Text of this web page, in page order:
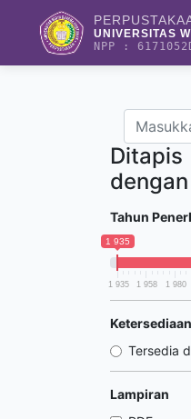
UNIVERSITAS
NPP :
Ditapis
dengan
Tahun
1 935
1 935 1 958 1 980
Ketersediaan
Tersedia
Lampiran